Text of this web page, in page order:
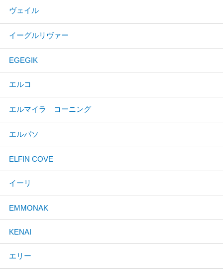
ヴェイル
イーグルリヴァー
EGEGIK
エルコ
エルマイラ コーニング
エルパソ
ELFIN COVE
イーリ
EMMONAK
KENAI
エリー